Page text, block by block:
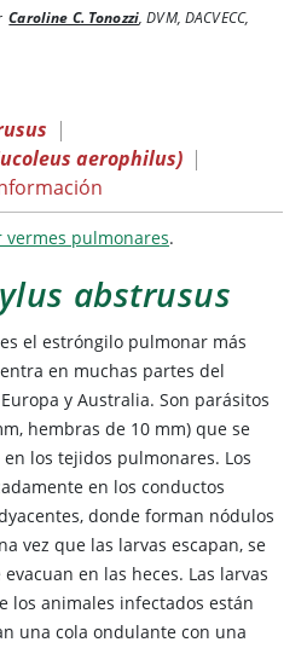
Caroline C. Tonozzi,DVM, DACVECC,
|
aerophilus) |
vermes pulmonares.
abstrusus
es el estróngilo pulmonar más
en muchas partes del
y Australia. Son parásitos
hembras de 10 mm) que se
los tejidos pulmonares. Los
en los conductos
donde forman nódulos
vez que las larvas escapan, se
en las heces. Las larvas
los animales infectados están
una cola ondulante con una